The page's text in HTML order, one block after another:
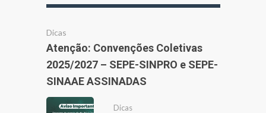
Dicas
Atenção: Convenções Coletivas
2025/2027 – SEPE-SINPRO e SEPE-
SINAAE ASSINADAS
Dicas